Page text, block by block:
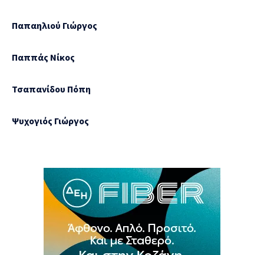
Παπαηλιού Γιώργος
Παππάς Νίκος
Τσαπανίδου Πόπη
Ψυχογιός Γιώργος